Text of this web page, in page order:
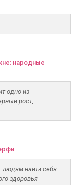
народные
одно из
рост,
людям найти себя
здоровья